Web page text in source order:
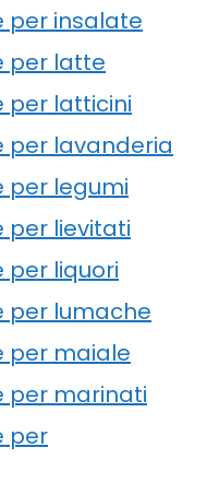
per insalate
per latte
per latticini
per lavanderia
per legumi
per lievitati
per liquori
per lumache
per maiale
per marinati
per